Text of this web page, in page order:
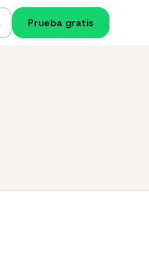
Prueba gratis